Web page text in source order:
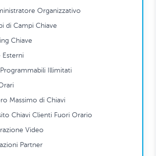
Organizzativo
di Campi Chiave
Chiave
Esterni
Illimitati
Massimo di Chiavi
Chiavi Clienti Fuori Orario
Video
Partner